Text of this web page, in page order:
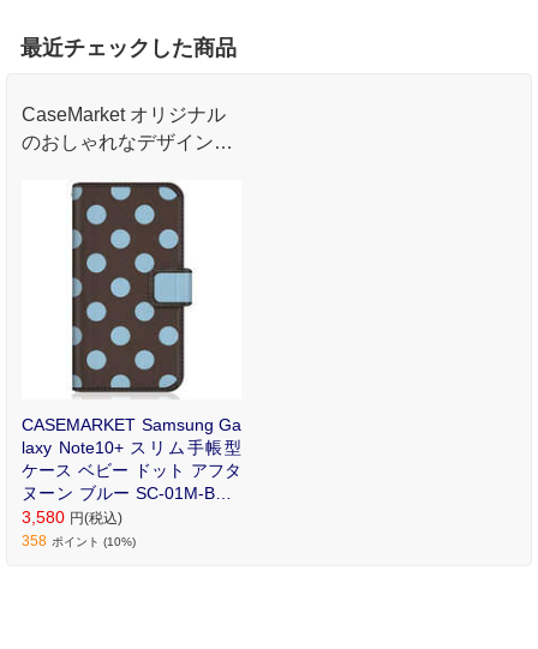
最近チェックした商品
CaseMarket オリジナル
のおしゃれなデザインプ
ル手帳型ケース。
CASEMARKET Samsung Ga
laxy Note10+ スリム手帳型
ケース ベビー ドット アフタ
ヌーン ブルー SC-01M-BCM
2S2016-78
3,580 円(税込)
358 ポイント (10%)